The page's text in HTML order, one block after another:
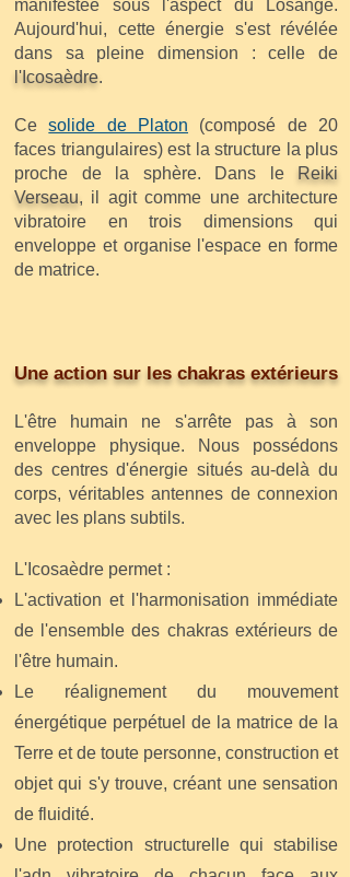
manifestée sous l'aspect du Losange.
Aujourd'hui, cette énergie s'est révélée
dans sa pleine dimension : celle de
l'Icosaèdre.
Cesolide de Platon (composé de 20
faces triangulaires) est la structure la plus
proche de la sphère. Dans le
Reiki
Verseau, il agit comme une architecture
vibratoire en trois dimensions qui
enveloppe et organise l'espace en forme
de matrice.
Une action sur les chakras extérieurs
L'être humain ne s'arrête pas à son
enveloppe physique. Nous possédons
des centres d'énergie situés au-delà du
corps, véritables antennes de connexion
avec les plans subtils.
L'Icosaèdre permet :
L'activation et l'harmonisation immédiate
de l'ensemble des chakras extérieurs de
l'être humain.
Le réalignement du mouvement
énergétique perpétuel de la matrice de la
Terre et de toute personne, construction et
objet qui s'y trouve, créant une sensation
de fluidité.
Une protection structurelle qui stabilise